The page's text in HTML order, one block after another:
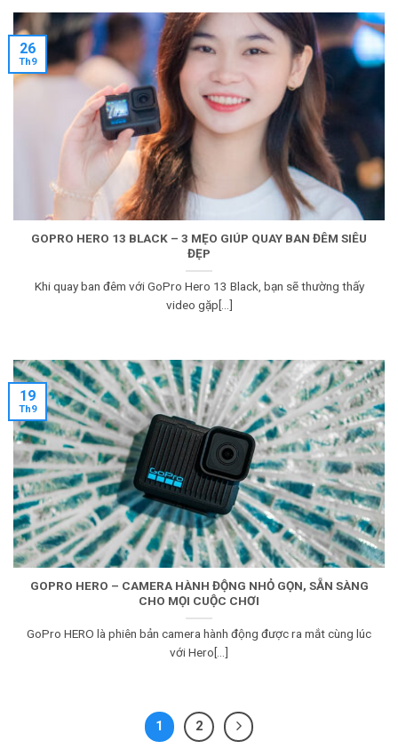
GOPRO HERO 13 BLACK – 3 MẸO GIÚP QUAY BAN ĐÊM SIÊU
ĐẸP
Khi quay ban đêm với GoPro Hero 13 Black, bạn sẽ thường thấy
video gặp[...]
26
Th9
GOPRO HERO – CAMERA HÀNH ĐỘNG NHỎ GỌN, SẴN SÀNG
CHO MỌI CUỘC CHƠI
GoPro HERO là phiên bản camera hành động được ra mắt cùng lúc
với Hero[...]
19
Th9
1 2